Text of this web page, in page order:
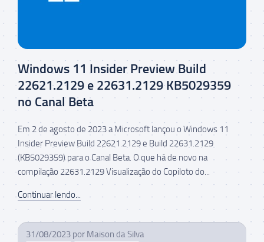
Windows 11 Insider Preview Build
22621.2129 e 22631.2129 KB5029359
no Canal Beta
Em 2 de agosto de 2023 a Microsoft lançou o Windows 11
Insider Preview Build 22621.2129 e Build 22631.2129
(KB5029359) para o Canal Beta. O que há de novo na
compilação 22631.2129 Visualização do Copiloto do...
Continuar lendo...
31/08/2023 por Maison da Silva